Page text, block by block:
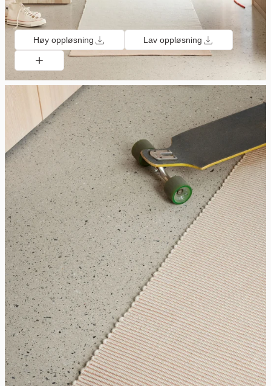
Høy oppløsning Lav oppløsning